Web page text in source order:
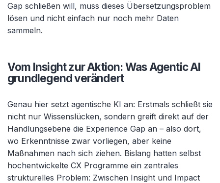
Gap schließen will, muss dieses Übersetzungsproblem
lösen und nicht einfach nur noch mehr Daten
sammeln.
Vom Insight zur Aktion: Was Agentic AI
grundlegend verändert
Genau hier setzt agentische KI an: Erstmals schließt sie
nicht nur Wissenslücken, sondern greift direkt auf der
Handlungsebene die Experience Gap an – also dort,
wo Erkenntnisse zwar vorliegen, aber keine
Maßnahmen nach sich ziehen. Bislang hatten selbst
hochentwickelte CX Programme ein zentrales
strukturelles Problem: Zwischen Insight und Impact